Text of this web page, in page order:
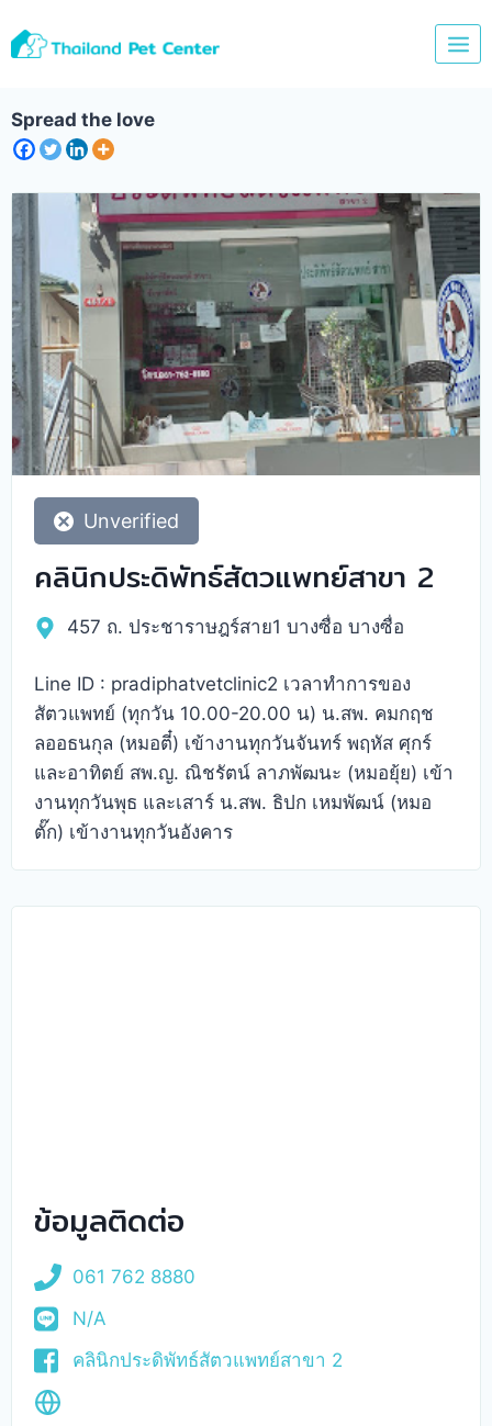
to
Spread the love
Unverified
คลินิกประดิพัทธ์สัตวแพทย์สาขา 2
457 ถ. ประชาราษฎร์สาย1 บางซื่อ บางซื่อ
Line ID : pradiphatvetclinic2 เวลาทำการของ
สัตวแพทย์ (ทุกวัน 10.00-20.00 น) น.สพ. คมกฤช
ลออธนกุล (หมอตี๋) เข้างานทุกวันจันทร์ พฤหัส ศุกร์
และอาทิตย์ สพ.ญ. ณิชรัตน์ ลาภพัฒนะ (หมอยุ้ย) เข้า
งานทุกวันพุธ และเสาร์ น.สพ. ธิปก เหมพัฒน์ (หมอ
ตั๊ก) เข้างานทุกวันอังคาร
ข้อมูลติดต่อ
061 762 8880
N/A
คลินิกประดิพัทธ์สัตวแพทย์สาขา 2